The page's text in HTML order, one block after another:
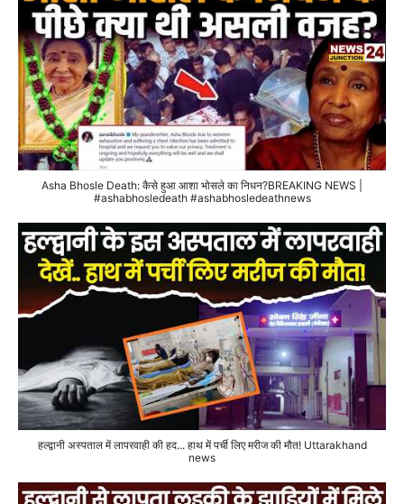
Asha Bhosle Death: कैसे हुआ आशा भोसले का निधन?BREAKING NEWS |
#ashabhosledeath #ashabhosledeathnews
हल्द्वानी अस्पताल में लापरवाही की हद... हाथ में पर्ची लिए मरीज की मौत! Uttarakhand
news